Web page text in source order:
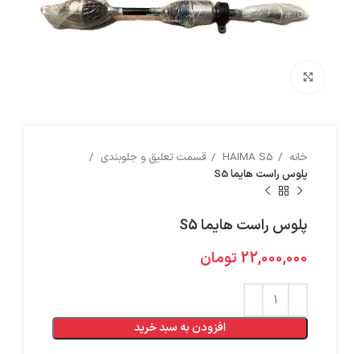
خانه HAIMA S5
قسمت تعلیق و جلوبندی
پلوس راست هایما S5
پلوس راست هایما S5
22,000,000 تومان
افزودن به سبد خرید